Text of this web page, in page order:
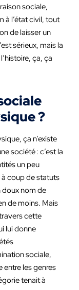
sociale,
à l’état civil, tout
de laisser un
sérieux, mais la
ça, ça
?
ça n’existe
société : c’est la
un peu
coup de statuts
doux nom de
de moins. Mais
cette
lui donne
sociale,
entre les genres
tenait à